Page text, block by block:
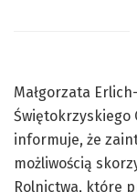
Małgorzata
Świętokrzyskiego
informuje, że
możliwością
Rolnictwa, które